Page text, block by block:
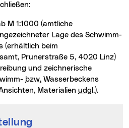
M 1:1000 (amtliche
Lage des Schwimm-
(erhältlich beim
Prunerstraße 5, 4020 Linz)
und zeichnerische
bzw. Wasserbeckens
Materialien udgl.).